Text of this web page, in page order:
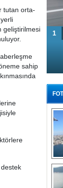
tutan orta-
geliştirilmesi
sahip
destek
1